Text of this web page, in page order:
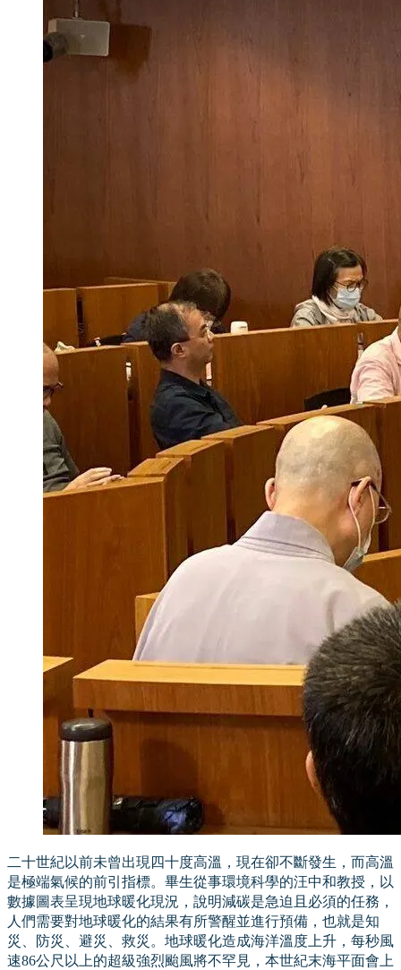
二十世紀以前未曾出現四十度高溫，現在卻不斷發生，而高溫
是極端氣候的前引指標。畢生從事環境科學的汪中和教授，以
數據圖表呈現地球暖化現況，說明減碳是急迫且必須的任務，
人們需要對地球暖化的結果有所警醒並進行預備，也就是知
災、防災、避災、救災。地球暖化造成海洋溫度上升，每秒風
速86公尺以上的超級強烈颱風將不罕見，本世紀末海平面會上